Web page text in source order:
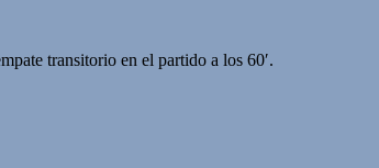
transitorio en el partido a los 60′.